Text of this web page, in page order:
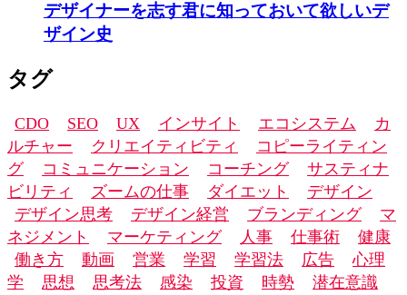
デザイナーを志す君に知っておいて欲しいデ
ザイン史
タグ
CDO SEO UX インサイト エコシステム
カ
ルチャー
クリエイティビティ
コピーライティン
グ
コミュニケーション コーチング
サスティナ
ビリティ
ズームの仕事 ダイエット
デザイン
デザイン思考
デザイン経営 ブランディング
マ
ネジメント
マーケティング 人事 仕事術
健康
働き方
動画 営業 学習 学習法 広告
心理
学
思想 思考法 感染 投資 時勢
潜在意識